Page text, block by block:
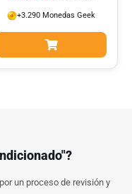
+3.290 Monedas Geek
un proceso de revisión y